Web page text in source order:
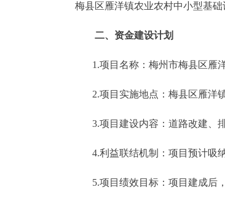
梅县区雁洋镇农业农村中小型基础
二、资金建设计划
1.项目名称：梅州市梅县区雁
2.项目实施地点：梅县区雁洋
3.项目建设内容：道路改建、
4.利益联结机制：项目预计吸纳
5.项目绩效目标：项目建成后，